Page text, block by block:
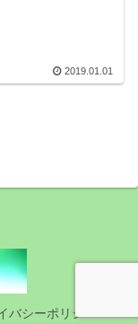
2019.01.01
バシーポリシー